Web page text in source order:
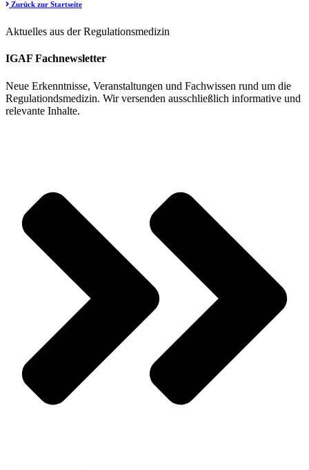
Zurück zur Startseite
Aktuelles aus der Regulationsmedizin
IGAF Fachnewsletter
Neue Erkenntnisse, Veranstaltungen und Fachwissen rund um die
Regulationdsmedizin. Wir versenden ausschließlich informative und
relevante Inhalte.